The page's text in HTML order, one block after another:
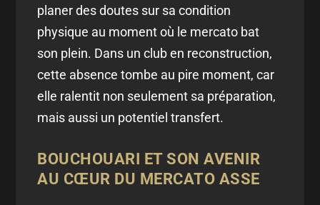
planer des doutes sur sa condition
physique au moment où le mercato bat
son plein. Dans un club en reconstruction,
cette absence tombe au pire moment, car
elle ralentit non seulement sa préparation,
mais aussi un potentiel transfert.
BOUCHOUARI ET SON AVENIR
AU CŒUR DU MERCATO ASSE